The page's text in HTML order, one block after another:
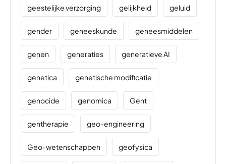
geestelijke verzorging gelijkheid geluid
gender geneeskunde geneesmiddelen
genen generaties generatieve AI
genetica genetische modificatie
genocide genomica Gent
gentherapie geo-engineering
Geo-wetenschappen geofysica